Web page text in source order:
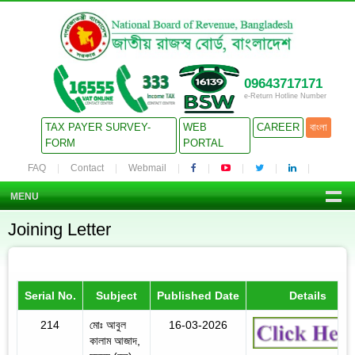
09643717171
e-Return Hotline Number
TAX PAYER SURVEY-
FORM
WEB
PORTAL
CAREER বাংলা
FAQ Contact Webmail
MENU
Joining Letter
Serial No. Subject Published Date Details
214
মোঃ আবুল
কালাম আজাদ,
16-03-2026